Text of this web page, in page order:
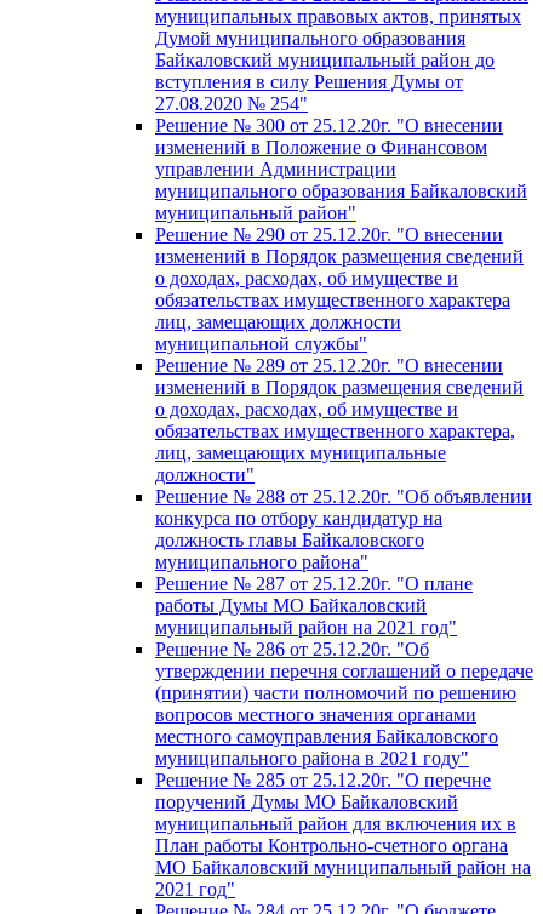
муниципальных правовых актов, принятых
Думой муниципального образования
Байкаловский муниципальный район до
вступления в силу Решения Думы от
27.08.2020 № 254"
Решение № 300 от 25.12.20г. "О внесении
изменений в Положение о Финансовом
управлении Администрации
муниципального образования Байкаловский
муниципальный район"
Решение № 290 от 25.12.20г. "О внесении
изменений в Порядок размещения сведений
о доходах, расходах, об имуществе и
обязательствах имущественного характера
лиц, замещающих должности
муниципальной службы"
Решение № 289 от 25.12.20г. "О внесении
изменений в Порядок размещения сведений
о доходах, расходах, об имуществе и
обязательствах имущественного характера,
лиц, замещающих муниципальные
должности"
Решение № 288 от 25.12.20г. "Об объявлении
конкурса по отбору кандидатур на
должность главы Байкаловского
муниципального района"
Решение № 287 от 25.12.20г. "О плане
работы Думы МО Байкаловский
муниципальный район на 2021 год"
Решение № 286 от 25.12.20г. "Об
утверждении перечня соглашений о передаче
(принятии) части полномочий по решению
вопросов местного значения органами
местного самоуправления Байкаловского
муниципального района в 2021 году"
Решение № 285 от 25.12.20г. "О перечне
поручений Думы МО Байкаловский
муниципальный район для включения их в
План работы Контрольно-счетного органа
МО Байкаловский муниципальный район на
2021 год"